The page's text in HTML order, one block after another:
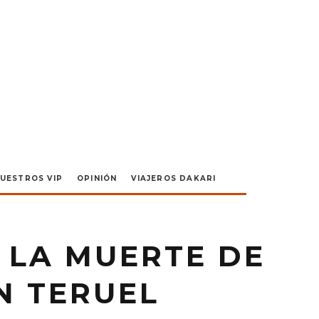
VIP OPINIÓN VIAJEROS DAKARI
MUERTE DE
TERUEL